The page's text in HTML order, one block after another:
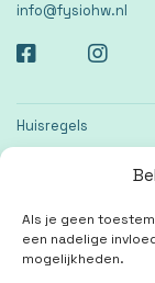
Als je geen
een nadelige
mogelijkheden.
info@fysiohw.nl
Huisregels